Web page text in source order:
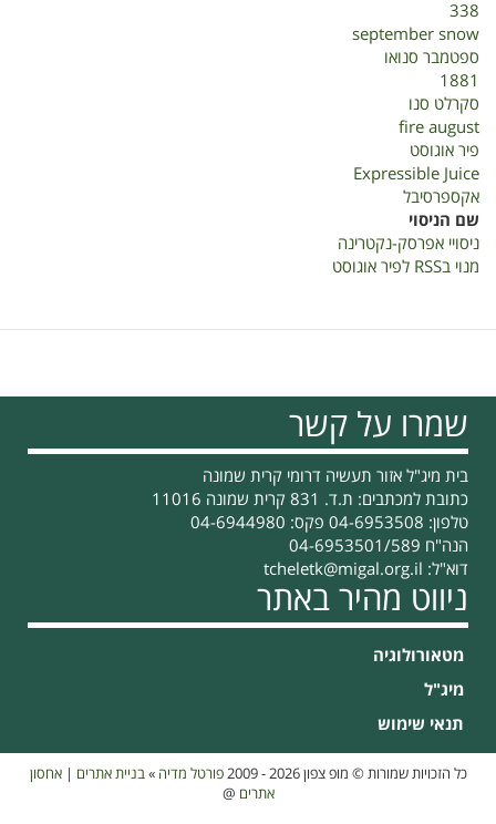
338
september snow
ספטמבר סנואו
1881
סקרלט סנו
fire august
פיר אוגוסט
Expressible Juice
אקספרסיבל
שם הניסוי
ניסויי אפרסק-נקטרינה
מנוי בRSS לפיר אוגוסט
שמרו על קשר
בית מיג"ל אזור תעשיה דרומי קרית שמונה
כתובת למכתבים: ת.ד. 831 קרית שמונה 11016
טלפון: 04-6953508 פקס: 04-6944980
הנה"ח 04-6953501/589
דוא"ל: tcheletk@migal.org.il
ניווט מהיר באתר
מטאורולוגיה
מיג"ל
תנאי שימוש
כל הזכויות שמורות © מופ צפון 2026 - 2009 פורטל מדיה »בניית אתרים |אחסון
אתרים @